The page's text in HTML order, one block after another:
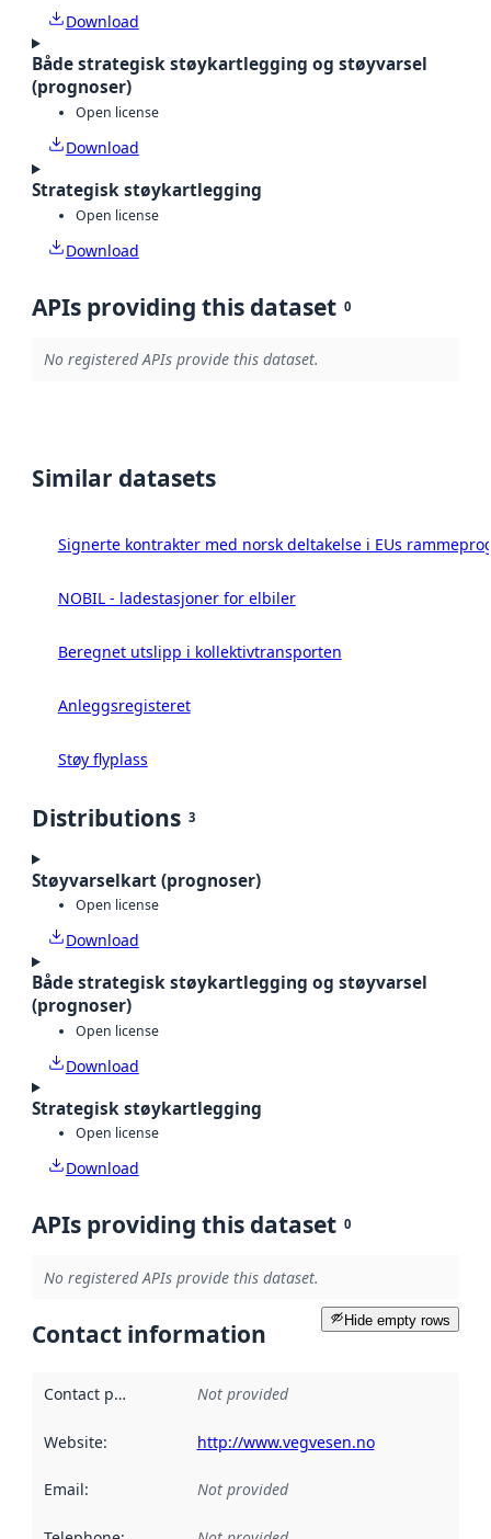
Download
Både strategisk støykartlegging og støyvarsel
(prognoser)
Open license
Download
Strategisk støykartlegging
Open license
Download
APIs providing this dataset 0
No registered APIs provide this dataset.
Similar datasets
Signerte kontrakter med norsk deltakelse i EUs
NOBIL - ladestasjoner for elbiler
Beregnet utslipp i kollektivtransporten
Anleggsregisteret
Støy flyplass
Distributions 3
Støyvarselkart (prognoser)
Open license
Download
Både strategisk støykartlegging og støyvarsel
(prognoser)
Open license
Download
Strategisk støykartlegging
Open license
Download
APIs providing this dataset 0
No registered APIs provide this dataset.
Hide empty rows
Contact information
Contact point Not provided
Website: http://www.vegvesen.no
Email: Not provided